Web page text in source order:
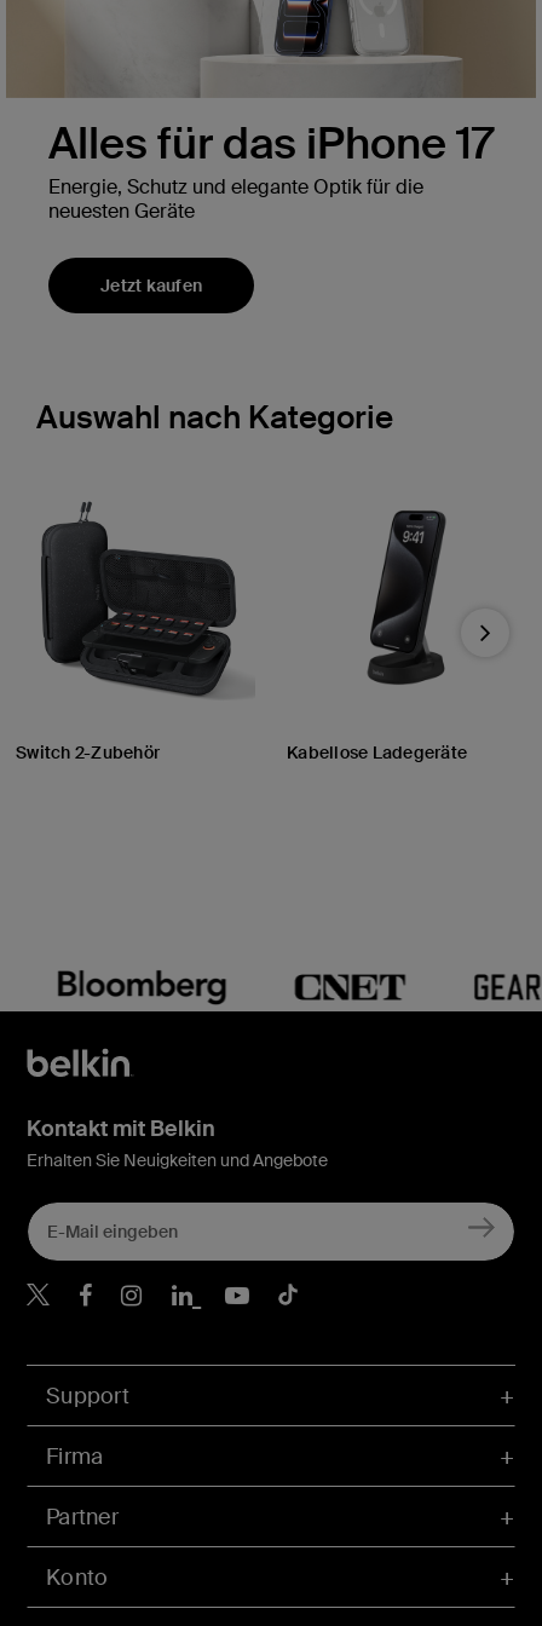
Alles für das iPhone 17
Energie, Schutz und elegante Optik für die
neuesten Geräte
Jetzt kaufen
Auswahl nach Kategorie
Switch 2-Zubehör Kabellose Ladegeräte
Next
Konto
Support
Firma
Partner
Kontakt mit Belkin
Erhalten Sie Neuigkeiten und Angebote
Belkin Twitter
Belkin Facebook
Belkin Instagram
Belkin LinkedIn
Belkin Youtube
Belkin TikTok